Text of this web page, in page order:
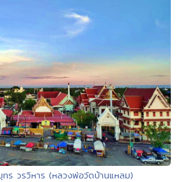
ทร วรวิหาร (หลวงพ่อวัดบ้านแหลม)